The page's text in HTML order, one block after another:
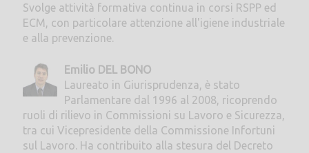
Svolge attività formativa continua in corsi RSPP ed
ECM, con particolare attenzione all'igiene industriale
e alla prevenzione.
Emilio DEL BONO
Laureato in Giurisprudenza, è stato
Parlamentare dal 1996 al 2008, ricoprendo
ruoli di rilievo in Commissioni su Lavoro e Sicurezza,
tra cui Vicepresidente della Commissione Infortuni
sul Lavoro. Ha contribuito alla stesura del Decreto